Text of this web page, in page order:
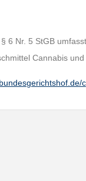
6 Nr. 5 StGB
Cannabis und